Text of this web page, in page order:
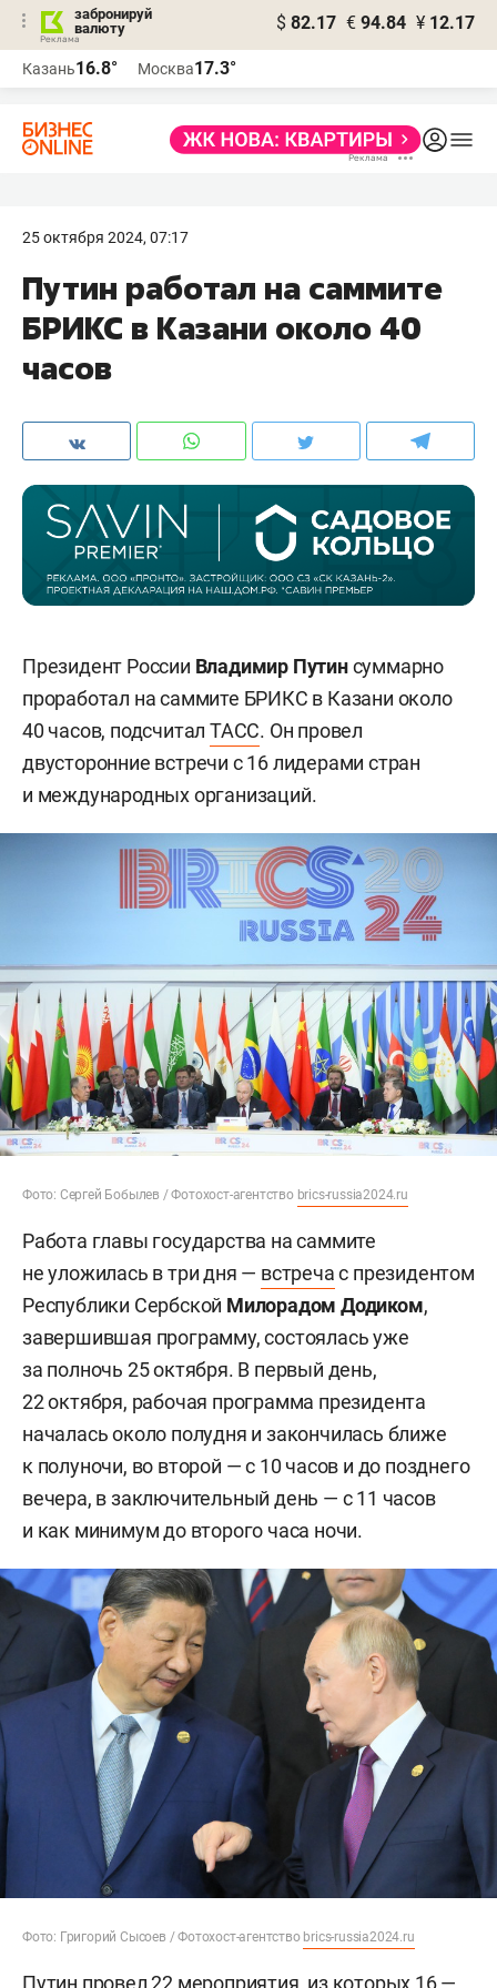
забронируй
валюту
$ 82.17 € 94.84 ¥ 12.17
Казань16.8° Москва17.3°
25 октября 2024, 07:17
Путин работал на саммите
БРИКС в Казани около 40
часов
Президент России Владимир Путинсуммарно
проработал на саммите БРИКС в Казани около
40 часов, подсчиталТАСС. Он провел
двусторонние встречи с 16 лидерами стран
и международных организаций.
Фото: Сергей Бобылев / Фотохост-агентство brics-russia2024.ru
Работа главы государства на саммите
не уложилась в три дня — встречас президентом
Республики Сербской Милорадом Додиком,
завершившая программу, состоялась уже
за полночь 25 октября. В первый день,
22 октября, рабочая программа президента
началась около полудня и закончилась ближе
к полуночи, во второй — с 10 часов и до позднего
вечера, в заключительный день — с 11 часов
и как минимум до второго часа ночи.
Фото: Григорий Сысоев / Фотохост-агентство brics-russia2024.ru
Путин провел 22 мероприятия, из которых 16 —